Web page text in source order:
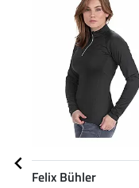
Felix Bühler